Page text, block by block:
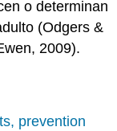
o determinan
(Odgers &
2009).
prevention